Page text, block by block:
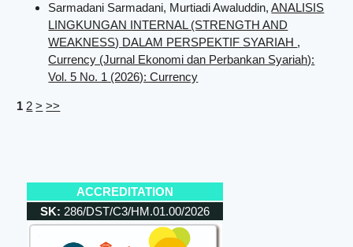
Sarmadani Sarmadani, Murtiadi Awaluddin,ANALISIS
LINGKUNGAN INTERNAL (STRENGTH AND
WEAKNESS) DALAM PERSPEKTIF SYARIAH ,
Currency (Jurnal Ekonomi dan Perbankan Syariah):
Vol. 5 No. 1 (2026): Currency
1 2 > >>
ACCREDITATION
SK: 286/DST/C3/HM.01.00/2026